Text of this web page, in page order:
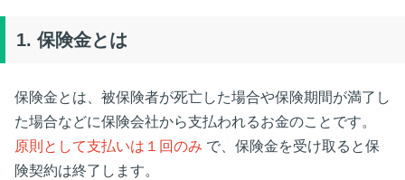
1. 保険金とは
保険金とは、被保険者が死亡した場合や保険期間が満了し
た場合などに保険会社から支払われるお金のことです。
原則として支払いは１回のみ で、保険金を受け取ると保
険契約は終了します。